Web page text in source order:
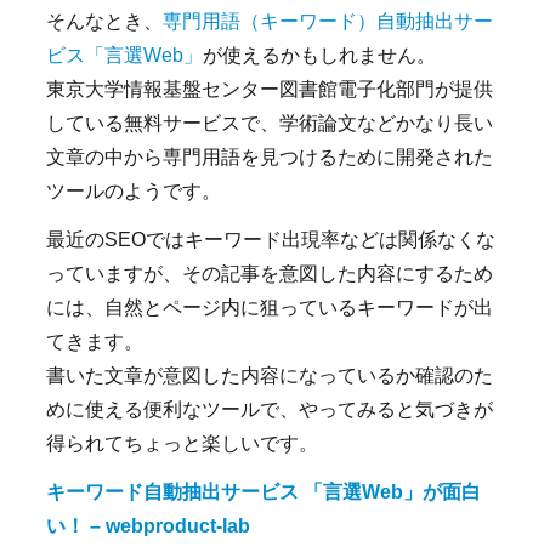
そんなとき、 専門用語（キーワード）自動抽出サー
ビス「言選Web」 が使えるかもしれません。
東京大学情報基盤センター図書館電子化部門が提供
している無料サービスで、学術論文などかなり長い
文章の中から専門用語を見つけるために開発された
ツールのようです。
最近のSEOではキーワード出現率などは関係なくな
っていますが、その記事を意図した内容にするため
には、自然とページ内に狙っているキーワードが出
てきます。
書いた文章が意図した内容になっているか確認のた
めに使える便利なツールで、やってみると気づきが
得られてちょっと楽しいです。
キーワード自動抽出サービス 「言選Web」が面白
い！ – webproduct-lab